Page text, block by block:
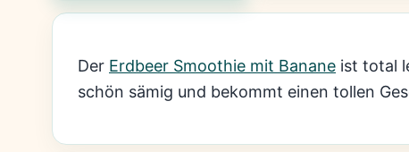
Der Erdbeer Smoothie mit Banane ist total
schön sämig und bekommt einen tollen